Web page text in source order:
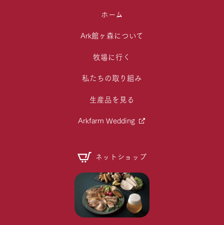
ホーム
Ark館ヶ森について
牧場に行く
私たちの取り組み
生産品を見る
Arkfarm Wedding
ネットショップ